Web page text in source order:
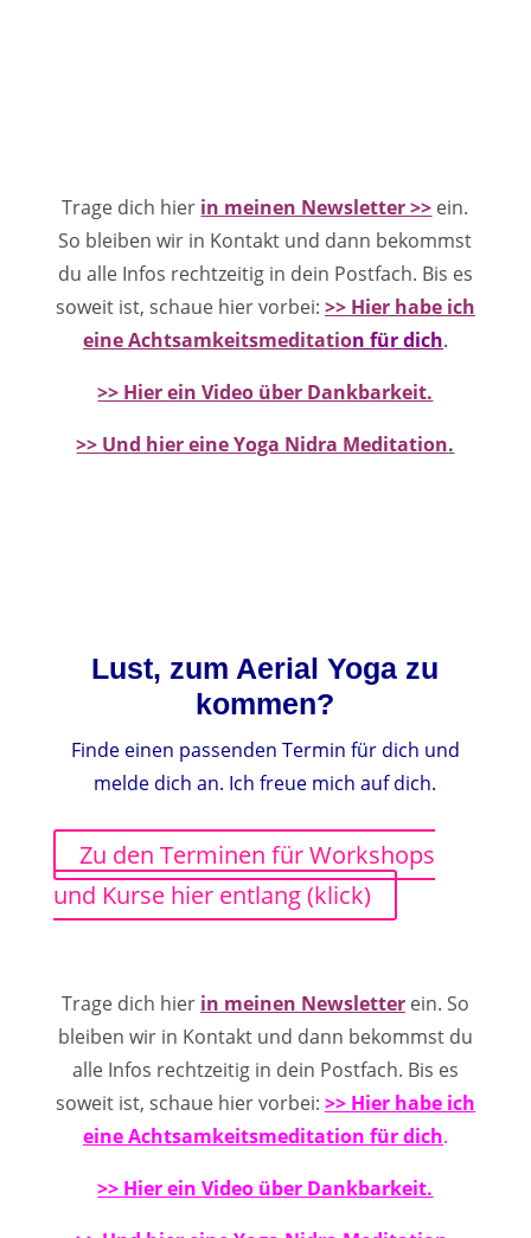
Trage dich hier in meinen Newsletter >> ein.
So bleiben wir in Kontakt und dann bekommst
du alle Infos rechtzeitig in dein Postfach. Bis es
soweit ist, schaue hier vorbei: >> Hier habe ich
eine Achtsamkeitsmeditation für dich.
>> Hier ein Video über Dankbarkeit.
>> Und hier eine Yoga Nidra Meditation.
Lust, zum Aerial Yoga zu
kommen?
Finde einen passenden Termin für dich und
melde dich an. Ich freue mich auf dich.
Zu den Terminen für Workshops
und Kurse hier entlang (klick)
Trage dich hier in meinen Newsletterein. So
bleiben wir in Kontakt und dann bekommst du
alle Infos rechtzeitig in dein Postfach. Bis es
soweit ist, schaue hier vorbei: >> Hier habe ich
eine Achtsamkeitsmeditation für dich.
>> Hier ein Video über Dankbarkeit.